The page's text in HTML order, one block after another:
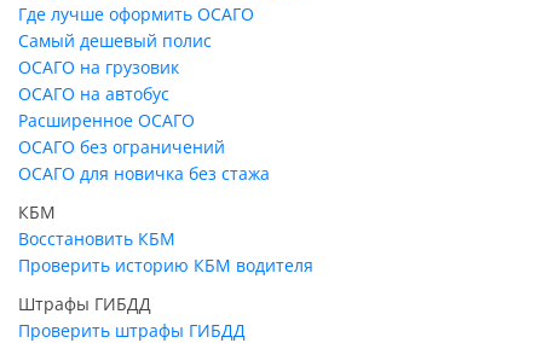
Где лучше оформить ОСАГО
Самый дешевый полис
ОСАГО на грузовик
ОСАГО на автобус
Расширенное ОСАГО
ОСАГО без ограничений
ОСАГО для новичка без стажа
КБМ
Восстановить КБМ
Проверить историю КБМ водителя
Штрафы ГИБДД
Проверить штрафы ГИБДД